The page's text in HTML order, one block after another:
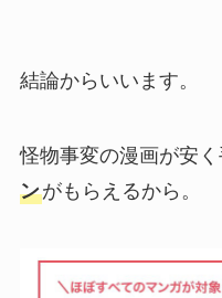
結論からいいます。
怪物事変の漫画が安
ンがもらえるから。